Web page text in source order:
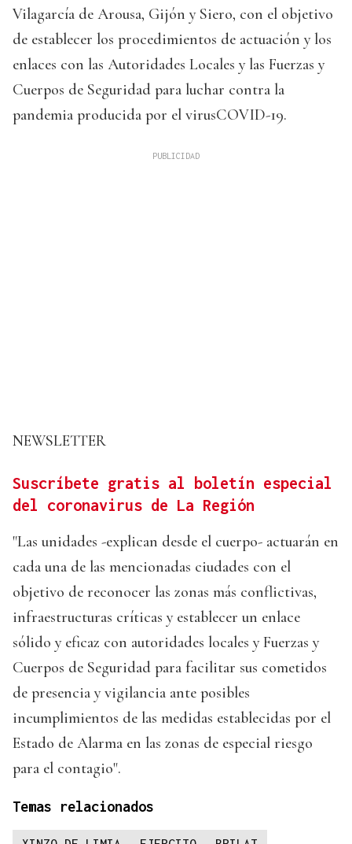
Vilagarcía de Arousa, Gijón y Siero, con el objetivo
de establecer los procedimientos de actuación y los
enlaces con las Autoridades Locales y las Fuerzas y
Cuerpos de Seguridad para luchar contra la
pandemia producida por el virusCOVID-19.
NEWSLETTER
Suscríbete gratis al boletín especial
del coronavirus de La Región
"Las unidades -explican desde el cuerpo- actuarán en
cada una de las mencionadas ciudades con el
objetivo de reconocer las zonas más conflictivas,
infraestructuras críticas y establecer un enlace
sólido y eficaz con autoridades locales y Fuerzas y
Cuerpos de Seguridad para facilitar sus cometidos
de presencia y vigilancia ante posibles
incumplimientos de las medidas establecidas por el
Estado de Alarma en las zonas de especial riesgo
para el contagio".
Temas relacionados